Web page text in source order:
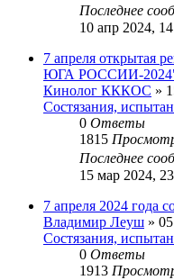
Последнее
10 апр 2024,
7 апреля открытая
ЮГА РОССИИ-
Кинолог КККОС »
Состязания,
0 Ответы
1815
Последнее
15 мар 2024,
7 апреля 2024 года
Владимир Леуш »
Состязания,
0 Ответы
1913